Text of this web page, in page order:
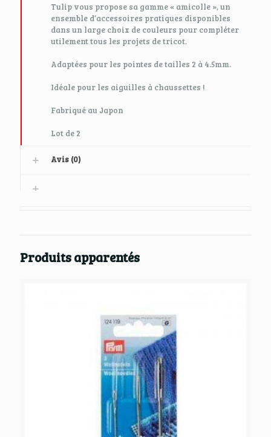
Tulip vous propose sa gamme « amicolle », un
ensemble d’accessoires pratiques disponibles
dans un large choix de couleurs pour compléter
utilement tous les projets de tricot.
Adaptées pour les pointes detailles 2 à 4.5mm.
Idéale pour les aiguilles à chaussettes !
Fabriqué au Japon
Lot de 2
Avis (0)
Produits apparentés